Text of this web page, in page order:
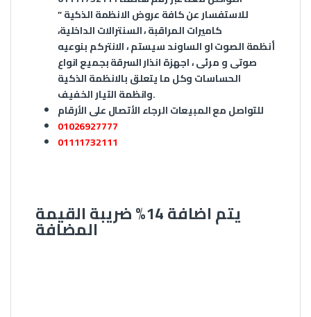
للاستفسار عن كافة عروض الانظمة الذكية ”
كاميرات المراقبة ، السنترالات الداخلية،
أنظمة الصوت او الساوند سيستم ، الانتركم بنوعيه
صوتى و مرئى ، اجهزة انذار السرقة بجميع انواع
الحساسات وكل ما يتعلق بالانظمة الذكية
وانظمة التيار الخفيف.
01026927777
01111732111
يتم اضافة 14% ضريبة القيمة
المضافة